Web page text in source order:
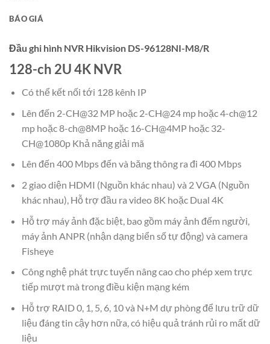
BÁO GIÁ
Đầu ghi hình NVR Hikvision DS-96128NI-M8/R
128-ch 2U 4K NVR
Có thể kết nối tới 128 kênh IP
Lên đến 2-CH@32 MP hoặc 2-CH@24 mp hoặc 4-ch@12
mp hoặc 8-ch@8MP hoặc 16-CH@4MP hoặc 32-
CH@1080p Khả năng giải mã
Lên đến 400 Mbps đến và băng thông ra đi 400 Mbps
2 giao diện HDMI (Nguồn khác nhau) và 2 VGA (Nguồn
khác nhau), Hỗ trợ đầu ra video 8K hoặc Dual 4K
Hỗ trợ máy ảnh đặc biệt, bao gồm máy ảnh đếm người,
máy ảnh ANPR (nhận dạng biển số tự động) và camera
Fisheye
Công nghệ phát trực tuyến nâng cao cho phép xem trực
tiếp mượt mà trong điều kiện mạng kém
Hỗ trợ RAID 0, 1, 5, 6, 10 và N+M dự phòng để lưu trữ dữ
liệu đáng tin cậy hơn nữa, có hiệu quả tránh rủi ro mất dữ
liệu